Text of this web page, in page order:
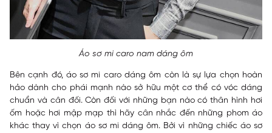
Áo sơ mi caro nam dáng ôm
Bên cạnh đó, áo sơ mi caro dáng ôm còn là sự lựa chọn hoàn
hảo dành cho phái mạnh nào sở hữu một cơ thể có vóc dáng
chuẩn và cân đối. Còn đối với những bạn nào có thân hình hơi
ốm hoặc hơi mập mạp thì hãy cân nhắc đến những phom áo
khác thay vì chọn áo sơ mi dáng ôm. Bởi vì những chiếc áo sơ